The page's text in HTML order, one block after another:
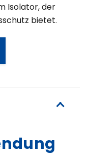
Isolator, der
bietet.